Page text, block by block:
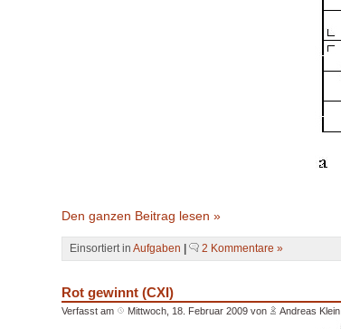
Den ganzen Beitrag lesen »
Einsortiert inAufgaben 2 Kommentare »
Rot gewinnt (CXI)
Verfasst am Mittwoch, 18. Februar 2009 von Andreas Klein